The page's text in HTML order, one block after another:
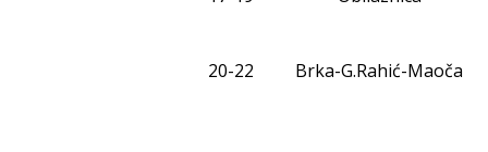
20-22 Brka-G.Rahić-Maoča